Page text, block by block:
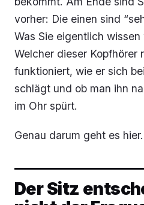
vorher: Die einen sind
Was Sie eigentlich
Welcher dieser Kopfhörer
funktioniert, wie er sich
schlägt und ob man ihn
im Ohr spürt.
Genau darum geht es hier.
Der Sitz